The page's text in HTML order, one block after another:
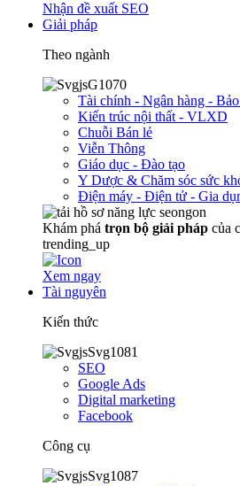
Nhận đề xuất SEO
Giải pháp
Theo ngành
Tài chính - Ngân hàng -
Kiến trúc nội thất - VLXD
Chuỗi Bán lẻ
Viễn Thông
Giáo dục - Đào tạo
Y Dược & Chăm sóc sức
Điện máy - Điện tử - Gia
Khám phá trọn bộ giải pháp của
trending_up
Xem ngay
Tài nguyên
Kiến thức
SEO
Google Ads
Digital marketing
Facebook
Công cụ